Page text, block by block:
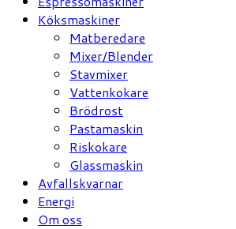
Köksmaskiner
Matberedare
Mixer/Blender
Stavmixer
Vattenkokare
Brödrost
Pastamaskin
Riskokare
Glassmaskin
Avfallskvarnar
Energi
Om oss